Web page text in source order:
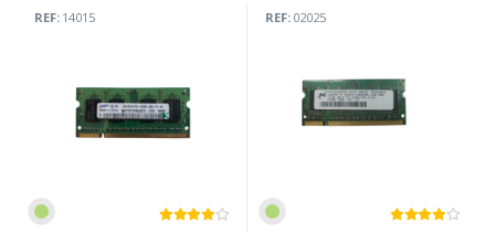
REF:14015 REF:02025